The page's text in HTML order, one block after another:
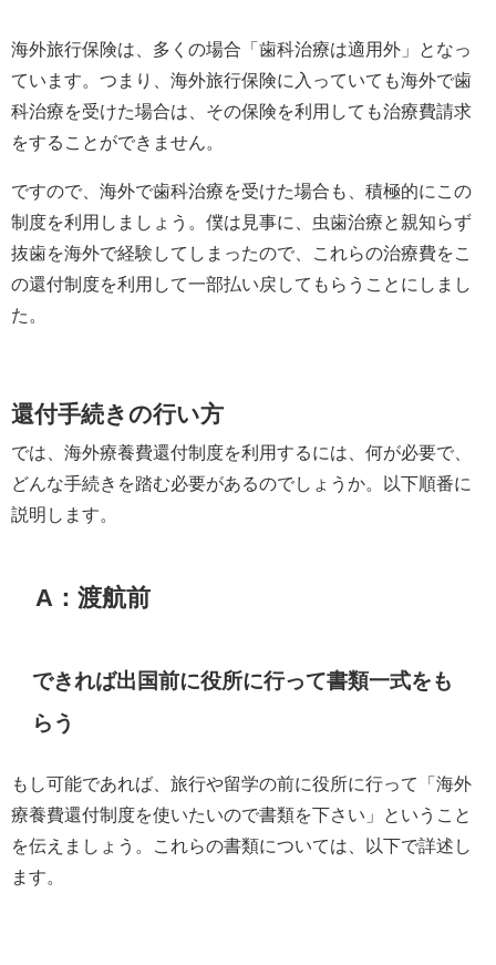
海外旅行保険は、多くの場合「歯科治療は適用外」となっ
ています。つまり、海外旅行保険に入っていても海外で歯
科治療を受けた場合は、その保険を利用しても治療費請求
をすることができません。
ですので、海外で歯科治療を受けた場合も、積極的にこの
制度を利用しましょう。僕は見事に、虫歯治療と親知らず
抜歯を海外で経験してしまったので、これらの治療費をこ
の還付制度を利用して一部払い戻してもらうことにしまし
た。
還付手続きの行い方
では、海外療養費還付制度を利用するには、何が必要で、
どんな手続きを踏む必要があるのでしょうか。以下順番に
説明します。
A：渡航前
できれば出国前に役所に行って書類一式をも
らう
もし可能であれば、旅行や留学の前に役所に行って「海外
療養費還付制度を使いたいので書類を下さい」ということ
を伝えましょう。これらの書類については、以下で詳述し
ます。